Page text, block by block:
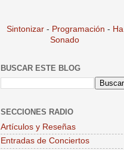
Sintonizar - Programación - Ha
Sonado
BUSCAR ESTE BLOG
SECCIONES RADIO
Artículos y Reseñas
Entradas de Conciertos